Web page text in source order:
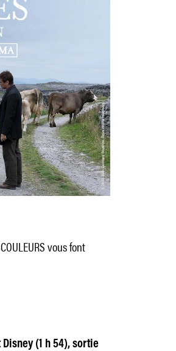
vous font
(1 h 54), sortie